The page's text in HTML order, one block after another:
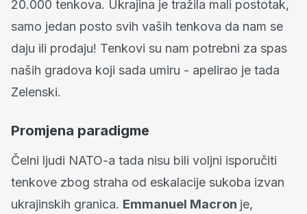
20.000 tenkova. Ukrajina je tražila mali postotak,
samo jedan posto svih vaših tenkova da nam se
daju ili prodaju! Tenkovi su nam potrebni za spas
naših gradova koji sada umiru - apelirao je tada
Zelenski.
Promjena paradigme
Čelni ljudi NATO-a tada nisu bili voljni isporučiti
tenkove zbog straha od eskalacije sukoba izvan
ukrajinskih granica. Emmanuel Macron je,